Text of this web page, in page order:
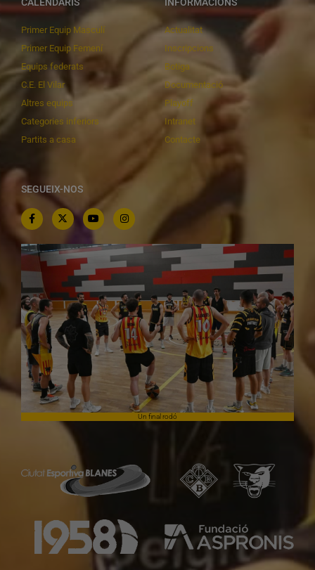
Primer Equip Masculí
Primer Equip Femení
Equips federats
C.E. El Vilar
Altres equips
Categories inferiors
Partits a casa
Actualitat
Inscripcions
Botiga
Documentació
Playoff
Intranet
Contacte
SEGUEIX-NOS
Un final rodó